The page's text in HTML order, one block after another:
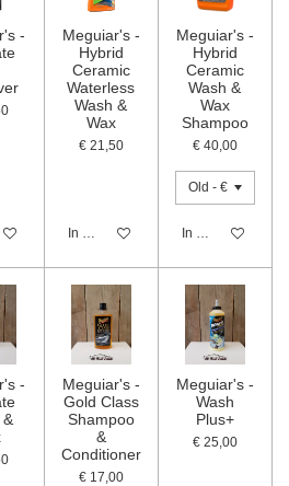
-
Meguiar's -
Hybrid
Ceramic
Waterless
Wash &
Wax
€ 21,50
In winkelwagen
Meguiar's -
Hybrid
Ceramic
Wash &
Wax
Shampoo
€ 40,00
In winkelwagen
-
&
Meguiar's -
Gold Class
Shampoo
&
Conditioner
€ 17,00
Meguiar's -
Wash
Plus+
€ 25,00